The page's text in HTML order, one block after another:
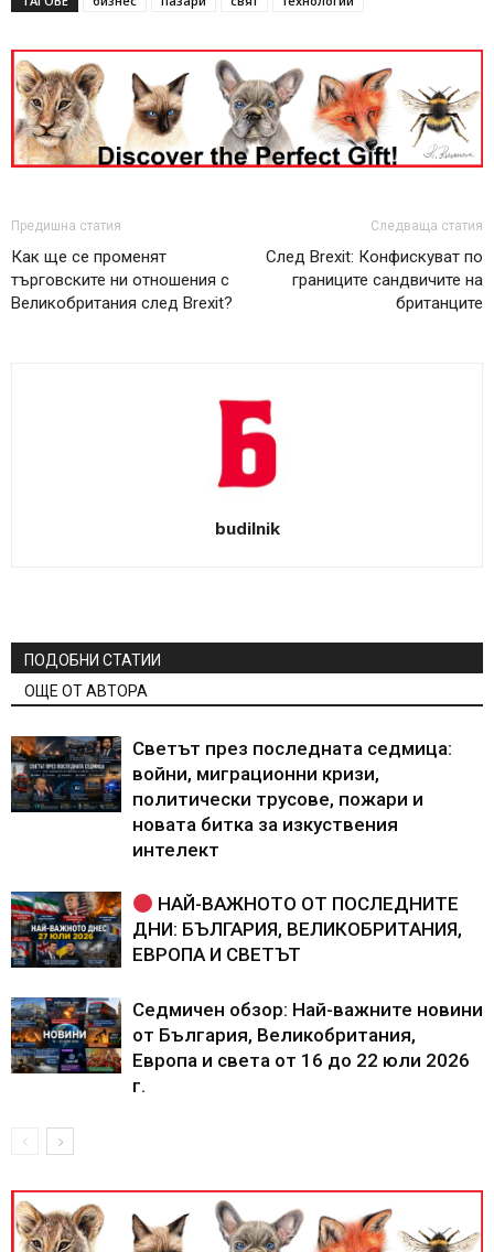
Предишна статия
Как ще се променят
търговските ни отношения с
Великобритания след Brexit?
Следваща статия
След Brexit: Конфискуват по
границите сандвичите на
британците
budilnik
ПОДОБНИ СТАТИИ
ОЩЕ ОТ АВТОРА
Светът през последната седмица:
войни, миграционни кризи,
политически трусове, пожари и
новата битка за изкуствения
интелект
НАЙ-ВАЖНОТО ОТ ПОСЛЕДНИТЕ
ДНИ: БЪЛГАРИЯ, ВЕЛИКОБРИТАНИЯ,
ЕВРОПА И СВЕТЪТ
Седмичен обзор: Най-важните новини
от България, Великобритания,
Европа и света от 16 до 22 юли 2026
г.